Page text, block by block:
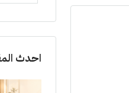
احدث